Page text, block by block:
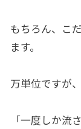
もちろん、こ
ます。
万単位ですが、
「一度しか流